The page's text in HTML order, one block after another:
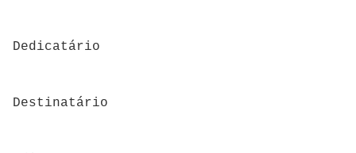
Dedicatário
Destinatário